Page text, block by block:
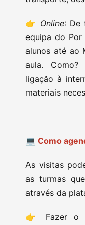
👉 Online: De
equipa do Por
alunos até ao
aula.
ligação à
materiais
💻 Como
As visitas
as turmas
através da
👉 Fazer o